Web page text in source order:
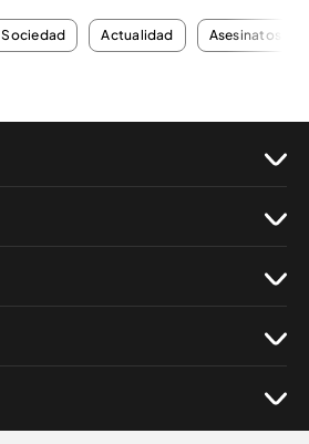
Sociedad Actualidad Asesinatos